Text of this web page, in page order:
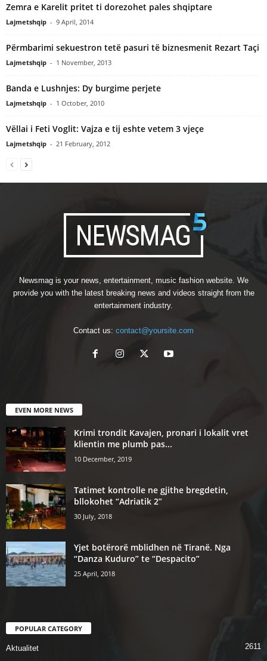
Zemra e Karelit pritet ti dorezohet pales shqiptare
Lajmetshqip - 9 April, 2014
Përmbarimi sekuestron tetë pasuri të biznesmenit Rezart Taçi
Lajmetshqip - 1 November, 2013
Banda e Lushnjes: Dy burgime perjete
Lajmetshqip - 1 October, 2010
Vëllai i Feti Voglit: Vajza e tij eshte vetem 3 vjeçe
Lajmetshqip - 21 February, 2012
Newsmag is your news, entertainment, music fashion website. We
provide you with the latest breaking news and videos straight from the
entertainment industry.
Contact us: contact@yoursite.com
EVEN MORE NEWS
Krimi trondit Kavajen, pronari i lokalit vret
klientin me plumb pas...
10 December, 2019
Tatimet kontrolle ne gjithe bregdetin,
bllokohet “Adriatik 2”
30 July, 2018
Yjet botërorë mblidhen në Tiranë. Nga
“Danza Kuduro” te “Despacito”
25 April, 2018
POPULAR CATEGORY
Aktualitet
2611